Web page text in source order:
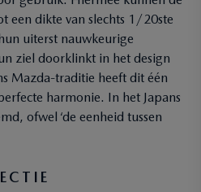
een dikte van slechts 1/20ste
uiterst nauwkeurige
ziel doorklinkt in het design
Mazda-traditie heeft dit één
harmonie. In het Japans
ofwel ‘de eenheid tussen